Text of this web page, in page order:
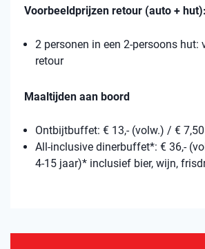
Voorbeeldprijzen retour (auto + hut):
2 personen in een 2-persoons hut:
retour
Maaltijden aan boord
Ontbijtbuffet: € 13,- (volw.) / €
All-inclusive dinerbuffet*: € 36,-
4-15 jaar)* inclusief bier, wijn,